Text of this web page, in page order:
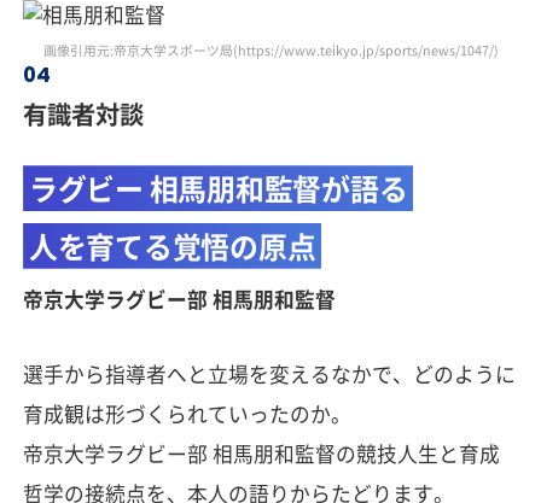
有識者対談
ラグビー 相馬朋和監督が語る
人を育てる覚悟の原点
帝京大学ラグビー部 相馬朋和監督
選手から指導者へと立場を変えるなかで、どのように
育成観は形づくられていったのか。
帝京大学ラグビー部 相馬朋和監督の競技人生と育成
哲学の接続点を、本人の語りからたどります。
画像引用元:帝京大学スポーツ局(https://www.teikyo.jp/sports/news/1047/)